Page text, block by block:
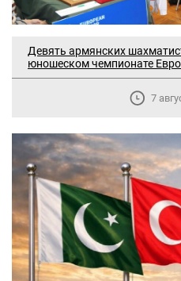
Девять армянских
юношеском чемпионате
7